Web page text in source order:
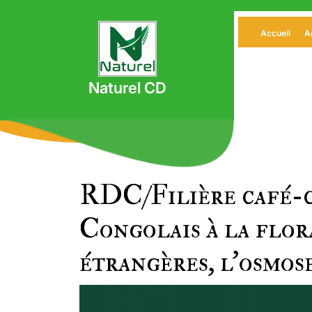
Naturel CD
Accueil
RDC/Filière café-
Congolais à la
étrangères,